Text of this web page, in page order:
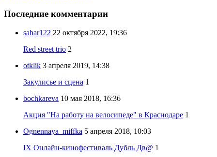
Последние комментарии
sahar122 22 октября 2022, 19:36
Red street trio 2
otklik 3 апреля 2019, 14:38
Закулисье и сцена 1
bochkareva 10 мая 2018, 16:36
Акция "На работу на велосипеде" в Краснодаре 1
Ognennaya_miffka 5 апреля 2018, 10:03
IX Онлайн-кинофестиваль Дубль Дв@ 1